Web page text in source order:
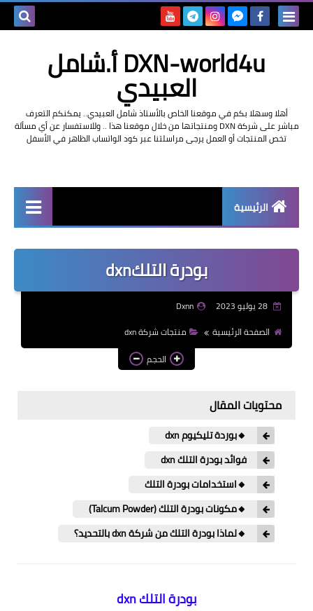
DXN-world4u أ.شامل
العبيدي
أهلا وسهلا بكم في موقعنا الخاص بالأستاذ شامل العبيدي.. يمكنكم التعرف
مباشر على شركة DXN ومنتجاتها من خلال موقعنا هذا .. وللاستفسار عن أي مسألة
تخص المنتجات أو العمل يرجى مراسلتنا عبر كود الواتساب الظاهر في الأسفل
الرئيسية
بودرة التلكdxn
28 يوليو 2023
Dxnn
الصفحة الرئيسية
منتجات شركة dxn
الحجم
محتويات المقال
🔸بوردة تليكيوم dxn
فوائد بودرة التلك dxn
🔸استخدامات بودرة التلك
🔸مكونات بودرة التلك (Talcum Powder)
🔸لماذا بودرة التلك من شركة dxn بالتحديد؟
بودرة التلكdxn